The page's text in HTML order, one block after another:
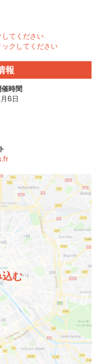
てください
クしてください
報
時間
6日
む